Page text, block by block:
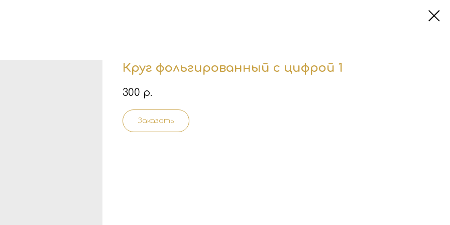
Круг фольгированный с цифрой 1
300 р.
Заказать